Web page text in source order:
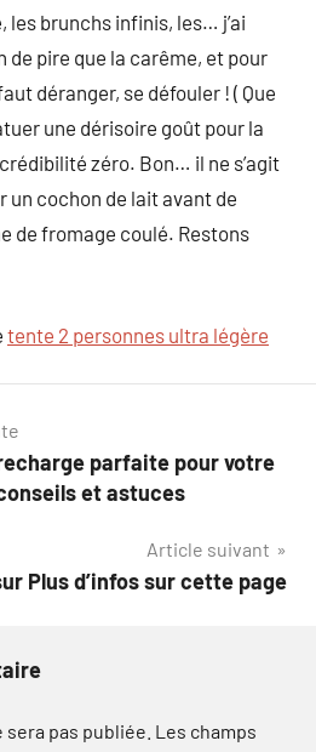
les brunchs infinis, les… j’ai
de pire que la carême, et pour
déranger, se défouler ! ( Que
une dérisoire goût pour la
zéro. Bon… il ne s’agit
un cochon de lait avant de
de fromage coulé. Restons
tente 2 personnes ultra légère
parfaite pour votre
et astuces
Article suivant
Plus d’infos sur cette page
pas publiée. Les champs